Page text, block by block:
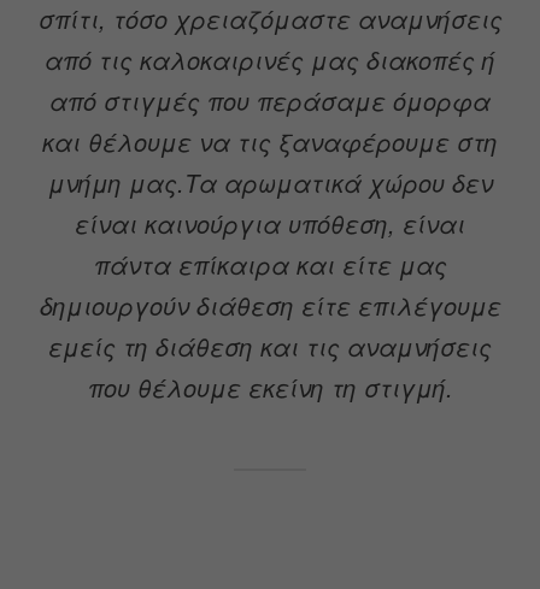
σπίτι, τόσο χρειαζόμαστε αναμνήσεις
από τις καλοκαιρινές μας διακοπές ή
από στιγμές που περάσαμε όμορφα
και θέλουμε να τις ξαναφέρουμε στη
μνήμη μας.Τα αρωματικά χώρου δεν
είναι καινούργια υπόθεση, είναι
πάντα επίκαιρα και είτε μας
δημιουργούν διάθεση είτε επιλέγουμε
εμείς τη διάθεση και τις αναμνήσεις
που θέλουμε εκείνη τη στιγμή.